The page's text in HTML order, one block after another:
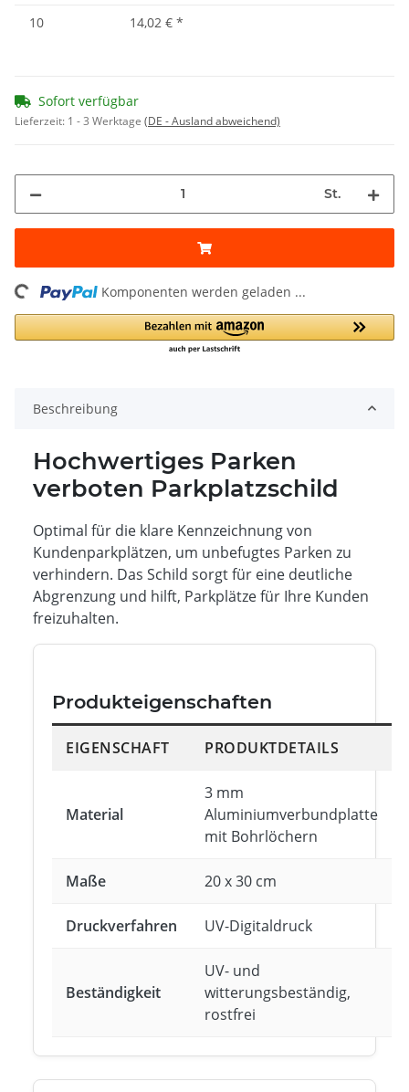
10
14,02 € *
Sofort verfügbar
Lieferzeit: 1 - 3 Werktage (DE - Ausland abweichend)
St.
Komponenten werden geladen ...
Beschreibung
Hochwertiges Parken
verboten Parkplatzschild
Optimal für die klare Kennzeichnung von
Kundenparkplätzen, um unbefugtes Parken zu
verhindern. Das Schild sorgt für eine deutliche
Abgrenzung und hilft, Parkplätze für Ihre Kunden
freizuhalten.
Produkteigenschaften
EIGENSCHAFT PRODUKTDETAILS
Material
3 mm
Aluminiumverbundplatte
mit Bohrlöchern
Maße 20 x 30 cm
Druckverfahren UV-Digitaldruck
Beständigkeit
UV- und
witterungsbeständig,
rostfrei